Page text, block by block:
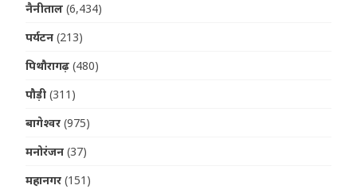
नैनीताल (6,434)
पर्यटन (213)
पिथौरागढ़ (480)
पौड़ी (311)
बागेश्वर (975)
मनोरंजन (37)
महानगर (151)